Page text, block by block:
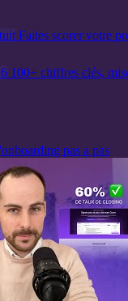
Faites scorer votre
100+ chiffres clés,
pas a pas